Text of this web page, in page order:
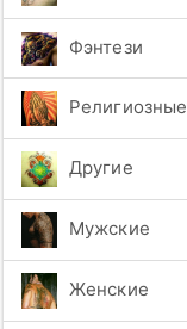
Фэнтези
Религиозные
Другие
Мужские
Женские